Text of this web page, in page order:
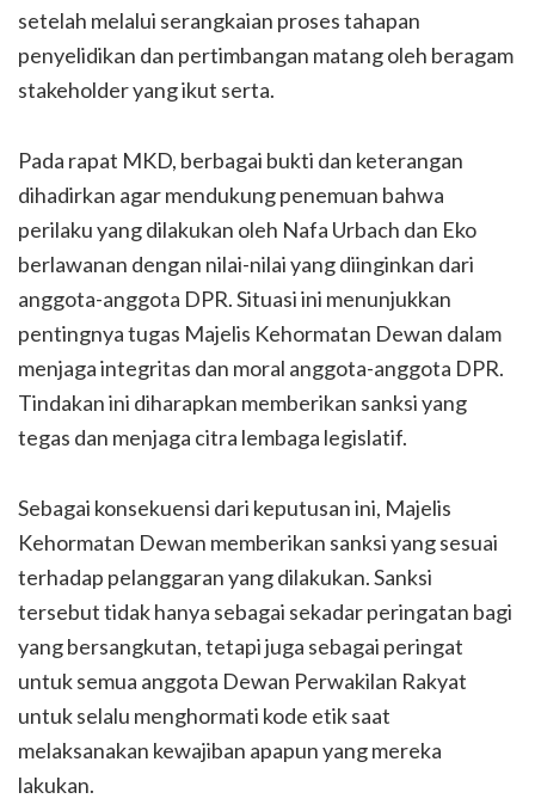
setelah melalui serangkaian proses tahapan
penyelidikan dan pertimbangan matang oleh beragam
stakeholder yang ikut serta.
Pada rapat MKD, berbagai bukti dan keterangan
dihadirkan agar mendukung penemuan bahwa
perilaku yang dilakukan oleh Nafa Urbach dan Eko
berlawanan dengan nilai-nilai yang diinginkan dari
anggota-anggota DPR. Situasi ini menunjukkan
pentingnya tugas Majelis Kehormatan Dewan dalam
menjaga integritas dan moral anggota-anggota DPR.
Tindakan ini diharapkan memberikan sanksi yang
tegas dan menjaga citra lembaga legislatif.
Sebagai konsekuensi dari keputusan ini, Majelis
Kehormatan Dewan memberikan sanksi yang sesuai
terhadap pelanggaran yang dilakukan. Sanksi
tersebut tidak hanya sebagai sekadar peringatan bagi
yang bersangkutan, tetapi juga sebagai peringat
untuk semua anggota Dewan Perwakilan Rakyat
untuk selalu menghormati kode etik saat
melaksanakan kewajiban apapun yang mereka
lakukan.